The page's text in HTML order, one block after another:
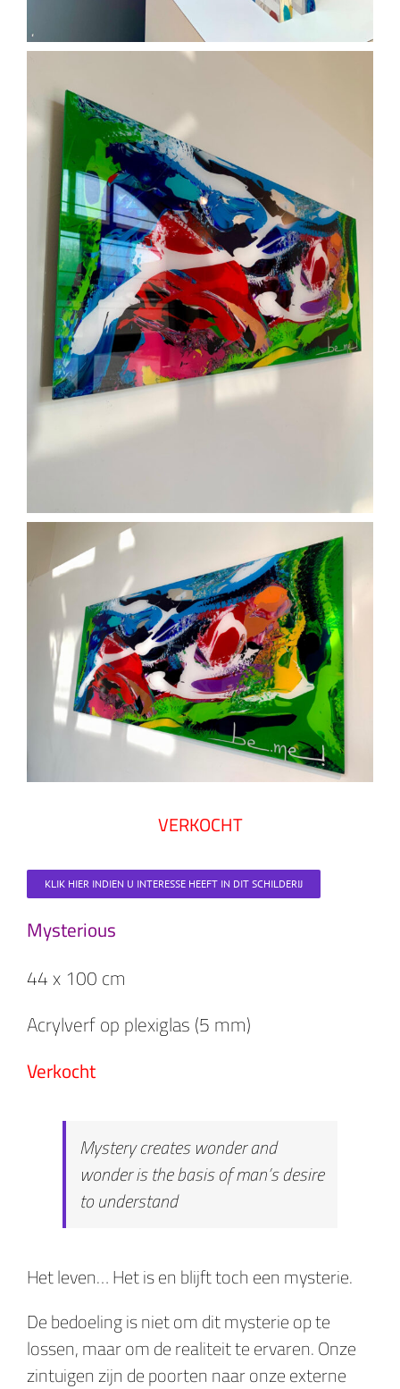
VERKOCHT
KLIK HIER INDIEN U INTERESSE HEEFT IN DIT SCHILDERIJ
Mysterious
44 x 100 cm
Acrylverf op plexiglas (5 mm)
Verkocht
Mystery creates wonder and
wonder is the basis of man’s desire
to understand
Het leven… Het is en blijft toch een mysterie.
De bedoeling is niet om dit mysterie op te
lossen, maar om de realiteit te ervaren. Onze
zintuigen zijn de poorten naar onze externe